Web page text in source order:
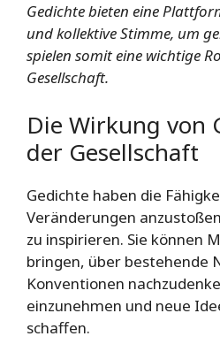
Gedichte bieten eine
und kollektive Stimme, um
spielen somit eine wichtige
Gesellschaft.
Die Wirkung von
der Gesellschaft
Gedichte haben die
Veränderungen
zu inspirieren. Sie können
bringen, über bestehende
Konventionen
einzunehmen und neue
schaffen.